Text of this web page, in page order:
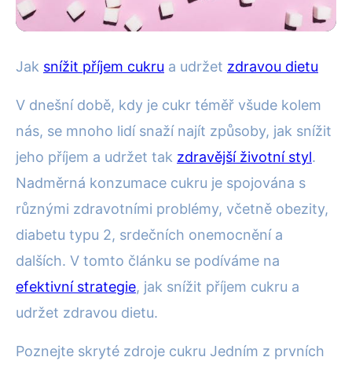
Zdravé stravování
Cukru a Zůstat Zdraví
6. 11. 2025· 4 min čtení · Autor: Alena Králová
Jak snížit příjem cukru a udržet zdravou dietu
V dnešní době, kdy je cukr téměř všude kolem
nás, se mnoho lidí snaží najít způsoby, jak snížit
jeho příjem a udržet tak zdravější životní styl.
Nadměrná konzumace cukru je spojována s
různými zdravotními problémy, včetně obezity,
diabetu typu 2, srdečních onemocnění a
dalších. V tomto článku se podíváme na
efektivní strategie, jak snížit příjem cukru a
udržet zdravou dietu.
Poznejte skryté zdroje cukru Jedním z prvních